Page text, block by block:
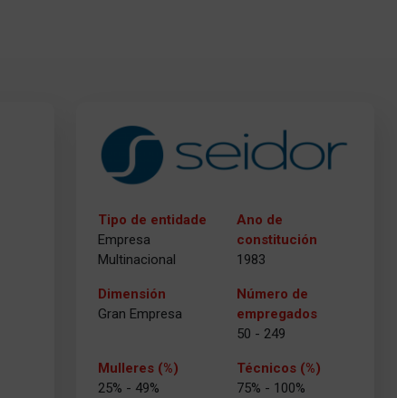
Tipo de entidade
Empresa
Multinacional
Ano de
constitución
1983
Dimensión
Gran Empresa
Número de
empregados
50 - 249
Mulleres (%)
25% - 49%
Técnicos (%)
75% - 100%